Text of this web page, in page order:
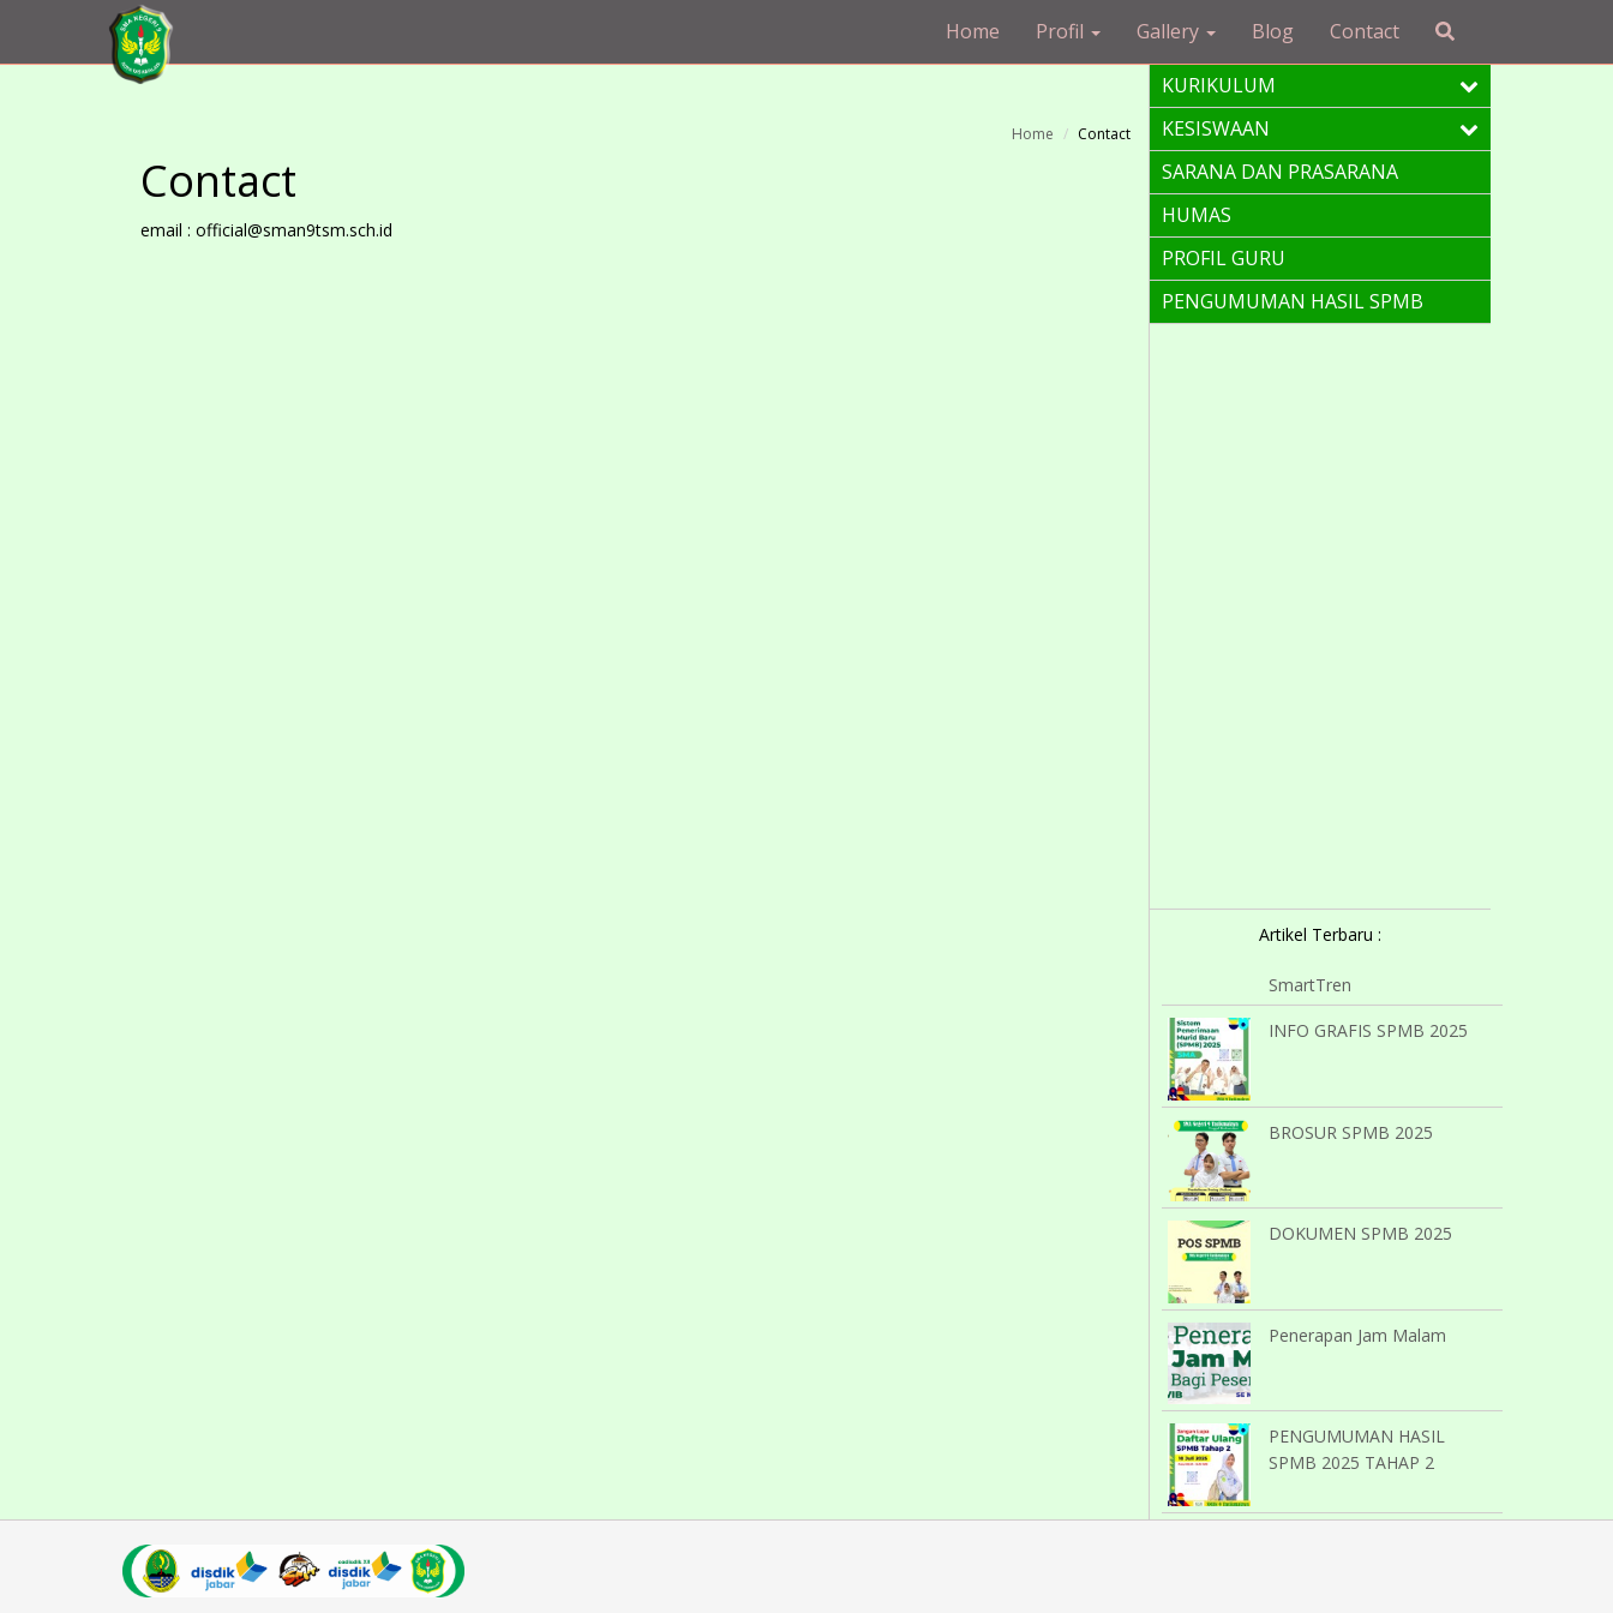
Home Profil Gallery Blog Contact
Home Contact
Contact
email : official@sman9tsm.sch.id
KURIKULUM
KESISWAAN
SARANA DAN PRASARANA
HUMAS
PROFIL GURU
PENGUMUMAN HASIL SPMB
Artikel Terbaru :
SmartTren
INFO GRAFIS SPMB 2025
BROSUR SPMB 2025
DOKUMEN SPMB 2025
Penerapan Jam Malam
PENGUMUMAN HASIL
SPMB 2025 TAHAP 2